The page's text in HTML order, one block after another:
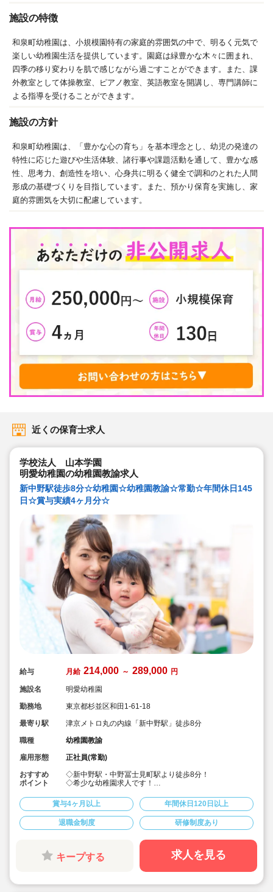
施設の特徴
和泉町幼稚園は、小規模園特有の家庭的雰囲気の中で、明るく元気で
楽しい幼稚園生活を提供しています。園庭は緑豊かな木々に囲まれ、
四季の移り変わりを肌で感じながら過ごすことができます。また、課
外教室として体操教室、ピアノ教室、英語教室を開講し、専門講師に
よる指導を受けることができます。
施設の方針
和泉町幼稚園は、「豊かな心の育ち」を基本理念とし、幼児の発達の
特性に応じた遊びや生活体験、諸行事や課題活動を通して、豊かな感
性、思考力、創造性を培い、心身共に明るく健全で調和のとれた人間
形成の基礎づくりを目指しています。また、預かり保育を実施し、家
庭的雰囲気を大切に配慮しています。
近くの保育士求人
学校法人 山本学園
明愛幼稚園の幼稚園教諭求人
新中野駅徒歩8分☆幼稚園☆幼稚園教諭☆常勤☆年間休日145
日☆賞与実績4ヶ月分☆
給与 月給 214,000 ～ 289,000 円
施設名
明愛幼稚園
勤務地
東京都杉並区和田1-61-18
最寄り駅
津京メトロ丸の内線「新中野駅」徒歩8分
職種
幼稚園教諭
雇用形態
正社員(常勤)
おすすめ
ポイント
◇新中野駅・中野冨士見町駅より徒歩8分！
◇希少な幼稚園求人です！
◇壁一面が立体アスレチックになった遊具あり！
◇専任の講師が各学年に合わせたカリキュラム指導にあ
たっています！
賞与4ヶ月以上 年間休日120日以上
退職金制度 研修制度あり
キープする 求人を見る